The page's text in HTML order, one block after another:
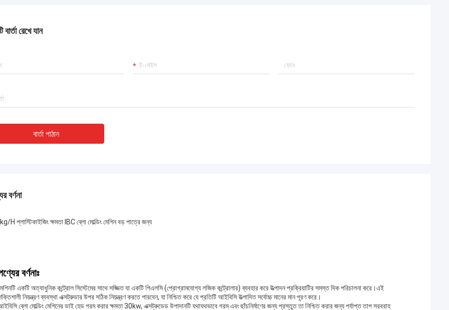
বার্তা রেখে যান
বার্তা পাঠান
বর্ণনা
H প্লাস্টিকাইজিং ক্ষমতা IBC ব্লো মোল্ডিং মেশিন বড় পাত্রে জন্য
বর্ণনাঃ
একটি অত্যাধুনিক কন্ট্রোল সিস্টেমের সাথে সজ্জিত যা একটি পিএলসি (প্রোগ্রামযোগ্য লজিক কন্ট্রোলার) ব্যবহার করে উত্পাদন প্রক্রিয়াটির সমস্ত দিক পরিচালনা করে।এই
নিয়ন্ত্রণ ব্যবস্থা এক্সট্রুডার উপর সঠিক নিয়ন্ত্রণ করতে পারবেন, যা নিশ্চিত করে যে প্রতিটি আইবিসি উত্পাদিত সর্বোচ্চ মানের মান পূরণ করে।
ব্লো মোল্ডিং মেশিনের ডাই হেড গরম করার ক্ষমতা 30kw, এক্সট্রুডেড উপাদানটি যথাযথভাবে গরম এবং ছাঁচনির্মাণের জন্য প্রস্তুত তা নিশ্চিত করার জন্য পর্যাপ্ত তাপ সরবরাহ